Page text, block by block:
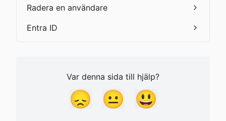
Radera en användare
Entra ID
Var denna sida till hjälp?
😞 😐 😃